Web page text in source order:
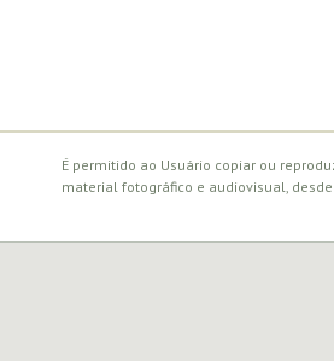
É permitido ao Usuário copiar ou
material fotográfico e audiovisual,